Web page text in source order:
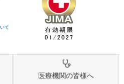
て
医療機関の皆様へ